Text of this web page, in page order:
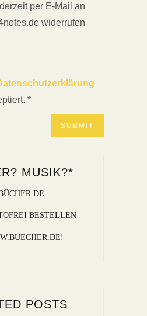
per E-Mail an
widerrufen
*
MUSIK?*
BESTELLEN
POSTS